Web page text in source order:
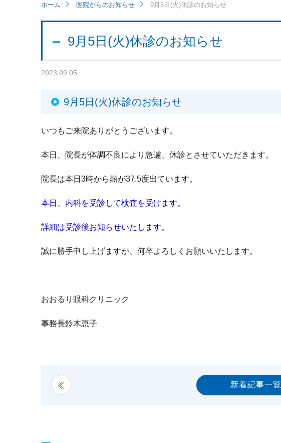
ホーム 医院からのお知らせ 9月5日(火)休診のお知らせ
9月5日(火)休診のお知らせ
2023.09.05
9月5日(火)休診のお知らせ
いつもご来院ありがとうございます。
本日、院長が体調不良により急遽、休診とさせていただきます。
院長は本日3時から熱が37.5度出ています。
本日、内科を受診して検査を受けます。
詳細は受診後お知らせいたします。
誠に勝手申し上げますが、何卒よろしくお願いいたします。
おおるり眼科クリニック
事務長鈴木恵子
新着記事一覧